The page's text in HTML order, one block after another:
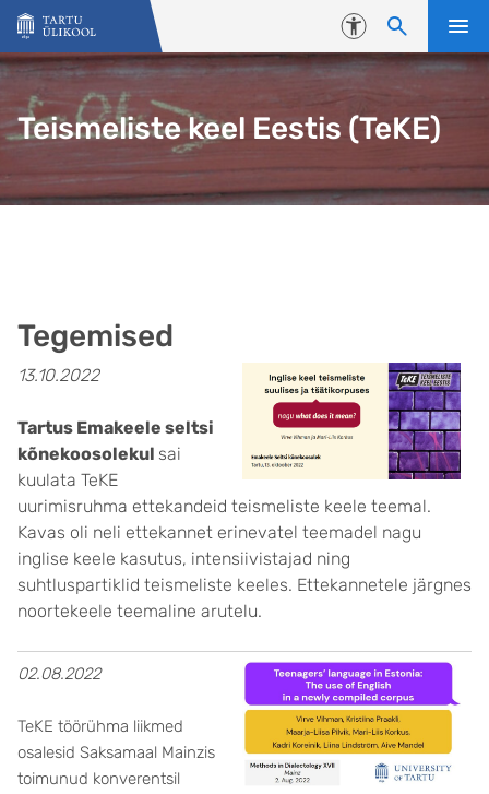
Liigu edasi põhisisu juurde
Juurdepääsetavus
Teismeliste keel Eestis (TeKE)
Tegemised
13.10.2022
Tartus Emakeele seltsi
kõnekoosolekul sai
kuulata TeKE
uurimisruhma ettekandeid teismeliste keele teemal.
Kavas oli neli ettekannet erinevatel teemadel nagu
inglise keele kasutus, intensiivistajad ning
suhtluspartiklid teismeliste keeles. Ettekannetele järgnes
noortekeele teemaline arutelu.
02.08.2022
TeKE töörühma liikmed
osalesid Saksamaal Mainzis
toimunud konverentsil